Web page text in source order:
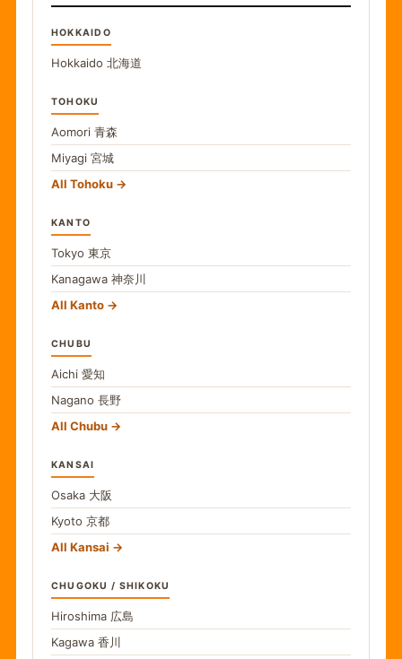
HOKKAIDO
Hokkaido 北海道
TOHOKU
Aomori 青森
Miyagi 宮城
All Tohoku
KANTO
Tokyo 東京
Kanagawa 神奈川
All Kanto
CHUBU
Aichi 愛知
Nagano 長野
All Chubu
KANSAI
Osaka 大阪
Kyoto 京都
All Kansai
CHUGOKU / SHIKOKU
Hiroshima 広島
Kagawa 香川